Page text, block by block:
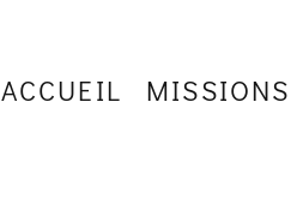
ACCUEIL MISSIONS